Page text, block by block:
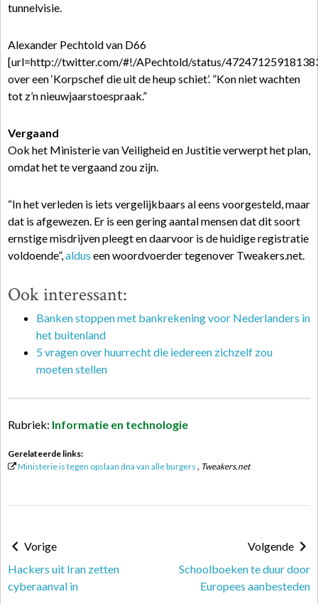
tunnelvisie.
Alexander Pechtold van D66
[url=http://twitter.com/#!/APechtold/status/
over een ‘Korpschef die uit de heup schiet’. ”Kon niet wachten
tot z’n nieuwjaarstoespraak.”
Vergaand
Ook het Ministerie van Veiligheid en Justitie verwerpt het plan,
omdat het te vergaand zou zijn.
“In het verleden is iets vergelijkbaars al eens voorgesteld, maar
dat is afgewezen. Er is een gering aantal mensen dat dit soort
ernstige misdrijven pleegt en daarvoor is de huidige registratie
voldoende”,aldus een woordvoerder tegenover Tweakers.net.
Ook interessant:
Banken stoppen met bankrekening voor Nederlanders in
het buitenland
5 vragen over huurrecht die iedereen zichzelf zou
moeten stellen
Rubriek: Informatie en technologie
Gerelateerde links:
Ministerie is tegen opslaan dna van alle burgers , Tweakers.net
Vorige
Hackers uit Iran zetten
cyberaanval in
Volgende
Schoolboeken te duur door
Europees aanbesteden